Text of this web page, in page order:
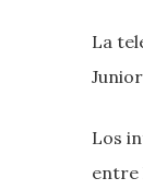
La
Los
entre